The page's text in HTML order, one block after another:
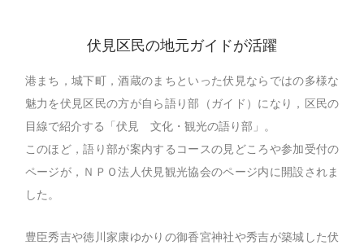
伏見区民の地元ガイドが活躍
港まち，城下町，酒蔵のまちといった伏見ならではの多様な
魅力を伏見区民の方が自ら語り部（ガイド）になり，区民の
目線で紹介する「伏見 文化・観光の語り部」。
このほど，語り部が案内するコースの見どころや参加受付の
ページが，ＮＰＯ法人伏見観光協会のページ内に開設されま
した。
豊臣秀吉や徳川家康ゆかりの御香宮神社や秀吉が築城した伏